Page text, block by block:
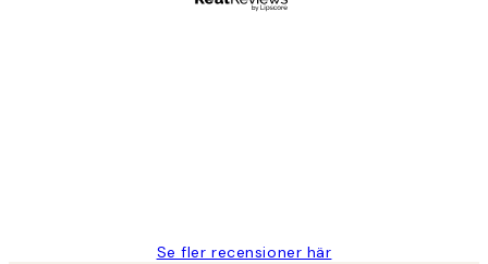
Se fler recensioner här